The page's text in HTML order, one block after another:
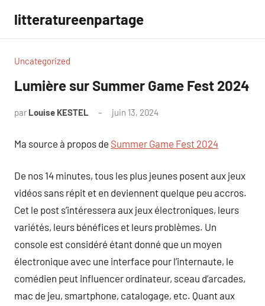
contenu
litteratureenpartage
Uncategorized
Lumière sur Summer Game Fest 2024
par Louise KESTEL juin 13, 2024
Ma source à propos de Summer Game Fest 2024
De nos 14 minutes, tous les plus jeunes posent aux jeux
vidéos sans répit et en deviennent quelque peu accros.
Cet le post s’intéressera aux jeux électroniques, leurs
variétés, leurs bénéfices et leurs problèmes. Un
console est considéré étant donné que un moyen
électronique avec une interface pour l’internaute, le
comédien peut influencer ordinateur, sceau d’arcades,
mac de jeu, smartphone, catalogage, etc. Quant aux